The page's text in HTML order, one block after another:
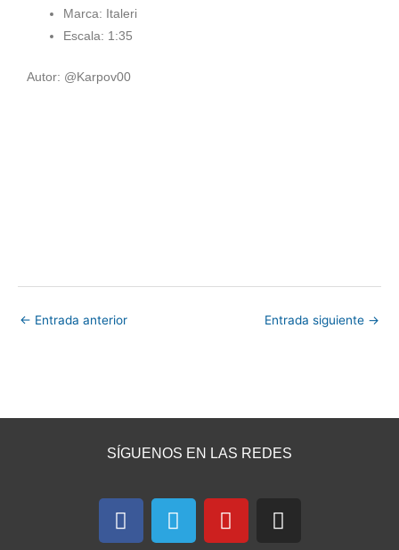
Marca: Italeri
Escala: 1:35
Autor: @Karpov00
← Entrada anterior Entrada siguiente →
SÍGUENOS EN LAS REDES
F
a
T
e
Y
o
I
n